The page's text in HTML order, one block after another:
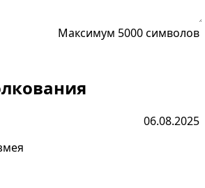
Максимум 5000 символов
06.08.2025